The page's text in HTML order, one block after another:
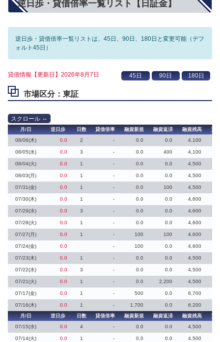
逆日歩・貸借倍率一覧リスト【日証金】
逆日歩・貸借倍率一覧リストは、45日、90日、180日と変更可能（デフ
ォルト45日）
貸借情報【更新日】2026年8月7日
市場区分：東証
月/日 逆日歩 日数 貸借倍率 融資新規 融資返済 融資残高
貸
08/06(木)
0.0 2 - 0.0 0.0 4,100
08/05(水) 0.0 3 - 0.0 400 4,100
08/04(火) 0.0 1 - 0.0 0.0 4,500
08/03(月) 0.0 1 - 0.0 0.0 4,500
07/31(金) 0.0 1 - 0.0 100 4,500
07/30(木) 0.0 1 - 0.0 0.0 4,600
07/29(水) 0.0 3 - 0.0 0.0 4,600
07/28(火) 0.0 1 - 0.0 0.0 4,600
07/27(月) 0.0 1 - 100 100 4,600
07/24(金) 0.0 - 100 0.0 4,600
07/23(木) 0.0 1 - 0.0 0.0 4,500
07/22(水) 0.0 3 - 0.0 0.0 4,500
07/21(火) 0.0 1 - 0.0 2,200 4,500
07/17(金) 0.0 1 - 500 0.0 6,700
07/16(木) 0.0 1 - 1,700 0.0
6,200
月/日
逆日歩 日数 貸借倍率 融資新規 融資返済 融資残高
貸
07/15(水)
0.0 4 - 0.0 0.0 4,500
07/14(火) 0.0 1 - 0.0 0.0 4,500